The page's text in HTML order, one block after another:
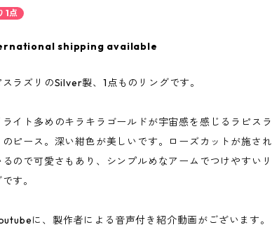
1点
shipping available
スラズリのSilver製、1点ものリングです。
ライト多めのキラキラゴールドが宇宙感を感じるラピスラ
のピース。深い紺色が美しいです。ローズカットが施され
るので可愛さもあり、シンプルめなアームでつけやすいリ
す。
に、製作者による音声付き紹介動画がございます。